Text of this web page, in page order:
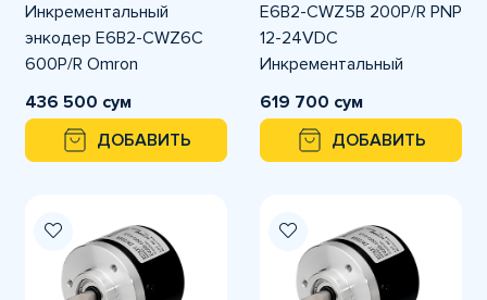
Инкрементальный
энкодер E6B2-CWZ6C
600P/R Omron
436 500 сум
ДОБАВИТЬ
E6B2-CWZ5B 200P/R PNP
12-24VDC
Инкрементальный
энкодер OMRON
619 700 сум
ДОБАВИТЬ